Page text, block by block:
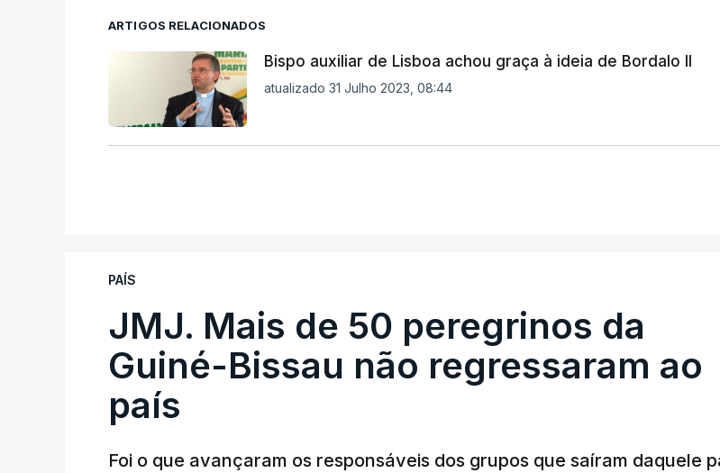
ARTIGOS RELACIONADOS
Bispo auxiliar de Lisboa achou graça à ideia de Bordalo II
atualizado 31 Julho 2023, 08:44
PAÍS
JMJ. Mais de 50 peregrinos da
Guiné-Bissau não regressaram ao
país
Foi o que avançaram os responsáveis dos grupos que saíram daquele